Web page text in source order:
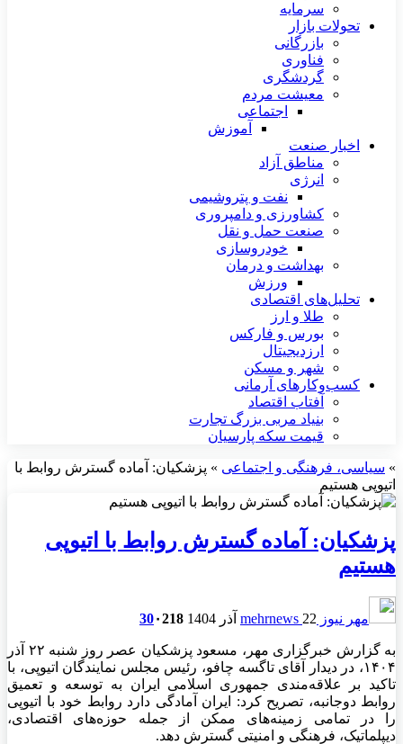
سرمایه
تحولات بازار
بازرگانی
فناوری
گردشگری
معیشت مردم
اجتماعی
آموزش
اخبار صنعت
مناطق آزاد
انرژی
نفت و پتروشیمی
کشاورزی و دامپروری
صنعت حمل و نقل
خودروسازی
بهداشت و درمان
ورزش
تحلیل‌های اقتصادی
طلا و ارز
بورس و فارکس
ارزدیجیتال
شهر و مسکن
کسب‌وکارهای آرمانی
آفتاب اقتصاد
بنیاد مربی بزرگ تجارت
قیمت سکه پارسیان
» سیاسی، فرهنگی و اجتماعی » پزشکیان: آماده گسترش روابط با
اتیوپی هستیم
پزشکیان: آماده گسترش روابط با اتیوپی
هستیم
مهر نیوز mehrnews 22 آذر 1404 30۰218
به گزارش خبرگزاری مهر، مسعود پزشکیان عصر روز شنبه ۲۲ آذر
۱۴۰۴، در دیدار آقای
تاگسه چافو، رئیس مجلس نمایندگان اتیوپی، با
تاکید بر علاقه‌مندی جمهوری اسلامی ایران به توسعه و تعمیق
روابط دوجانبه، تصریح کرد: ایران آمادگی دارد روابط خود با اتیوپی
را در تمامی زمینه‌های ممکن از جمله حوزه‌های اقتصادی،
دیپلماتیک، فرهنگی و امنیتی گسترش دهد.